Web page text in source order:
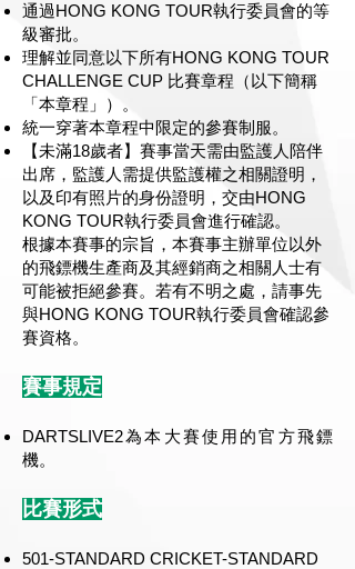
通過HONG KONG TOUR執行委員會的等
級審批。
理解並同意以下所有HONG KONG TOUR
CHALLENGE CUP 比賽章程（以下簡稱
「本章程」）。
統一穿著本章程中限定的參賽制服。
【未滿18歲者】賽事當天需由監護人陪伴
出席，監護人需提供監護權之相關證明，
以及印有照片的身份證明，交由HONG
KONG TOUR執行委員會進行確認。
根據本賽事的宗旨，本賽事主辦單位以外
的飛鏢機生產商及其經銷商之相關人士有
可能被拒絕參賽。若有不明之處，請事先
與HONG KONG TOUR執行委員會確認參
賽資格。
賽事規定
DARTSLIVE2為本大賽使用的官方飛鏢
機。
比賽形式
501-STANDARD CRICKET-STANDARD